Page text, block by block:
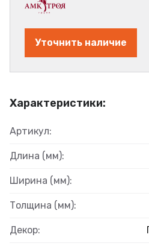
Характеристики:
Артикул:
Длина (мм):
Ширина (мм):
Толщина (мм):
Декор:
Уточнить наличие